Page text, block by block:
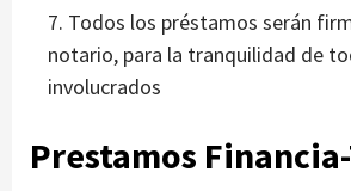
Todos los préstamos serán
notario, para la tranquilidad de
involucrados
Prestamos